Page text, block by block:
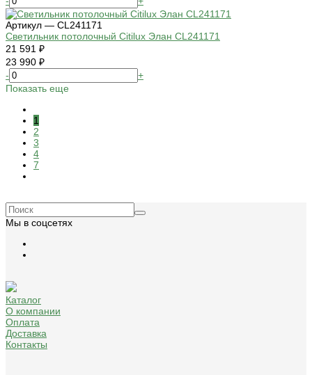
Артикул — CL241171
Светильник потолочный Citilux Элан CL241171
21 591 ₽
23 990 ₽
-
+
Показать еще
1
2
3
4
7
Мы в соцсетях
Каталог
О компании
Оплата
Доставка
Контакты